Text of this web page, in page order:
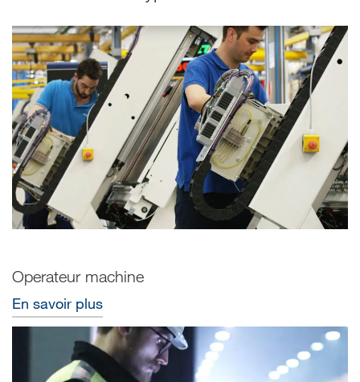
Operateur machine
En savoir plus